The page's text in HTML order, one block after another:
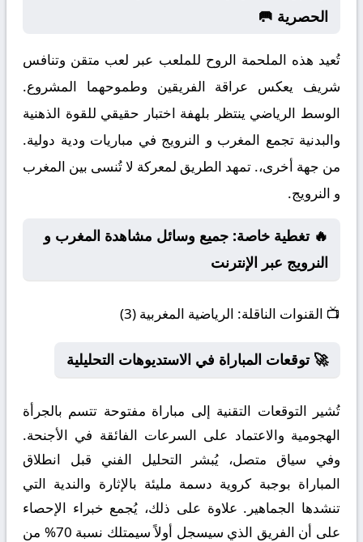
الحصرية 🥅
تُعيد هذه الملحمة الروح للملعب عبر لعب متقن وتنافس
شريف يعكس عراقة الفريقين وطموحهما المشروع.
الوسط الرياضي ينتظر بلهفة اختبار حقيقي للقوة الذهنية
والبدنية تجمع المغرب و النرويج في مباريات ودية دولية.
من جهة أخرى،. تمهد الطريق لمعركة لا تُنسى بين المغرب
و النرويج.
🔥 تغطية خاصة: جميع وسائل مشاهدة المغرب و
النرويج عبر الإنترنت
📺 القنوات الناقلة: الرياضية المغربية (3)
🚀 توقعات المباراة في الاستديوهات التحليلية
تُشير التوقعات التقنية إلى مباراة مفتوحة تتسم بالجرأة
الهجومية والاعتماد على السرعات الفائقة في الأجنحة.
وفي سياق متصل، يُبشر التحليل الفني قبل انطلاق
المباراة بوجبة كروية دسمة مليئة بالإثارة والندية التي
تنشدها الجماهير. علاوة على ذلك، يُجمع خبراء الإحصاء
على أن الفريق الذي سيسجل أولاً سيمتلك نسبة 70% من